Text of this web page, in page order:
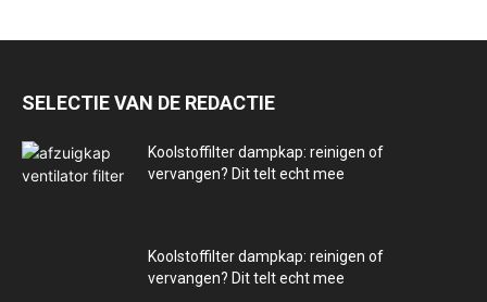
SELECTIE VAN DE REDACTIE
Koolstoffilter dampkap: reinigen of
vervangen? Dit telt echt mee
Koolstoffilter dampkap: reinigen of
vervangen? Dit telt echt mee